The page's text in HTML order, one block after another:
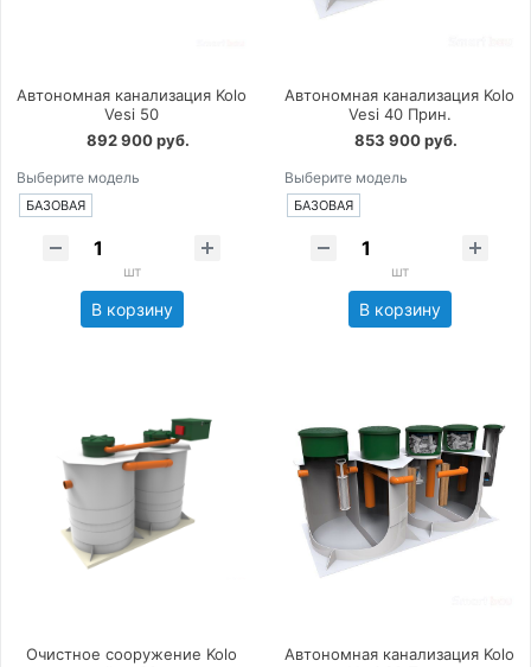
Автономная канализация Kolo
Vesi 50
892 900 руб.
Выберите модель
БАЗОВАЯ
шт
В корзину
Автономная канализация Kolo
Vesi 40 Прин.
853 900 руб.
Выберите модель
БАЗОВАЯ
шт
В корзину
Очистное сооружение Kolo
Автономная канализация Kolo